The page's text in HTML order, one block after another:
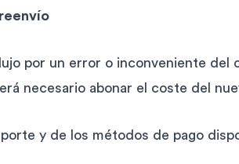
por un error o inconveniente
necesario abonar el coste del
y de los métodos de pago